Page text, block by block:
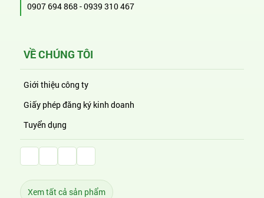
0907 694 868 -0939 310 467
VỀ CHÚNG TÔI
Giới thiệu công ty
Giấy phép đăng ký kinh doanh
Tuyển dụng
Xem tất cả sản phẩm